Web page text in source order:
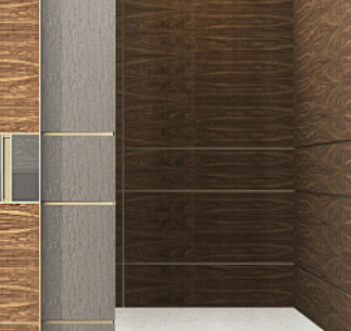
+7 495 662 87 32
salon@miksal.ru
Белорусская
г. Москва, ул. Бутырский Вал, д. 32
пн-сб 10:00 - 20:00 (вс 10:00 - 19:00)
(9.05 -выходной)
Посмотреть на карте